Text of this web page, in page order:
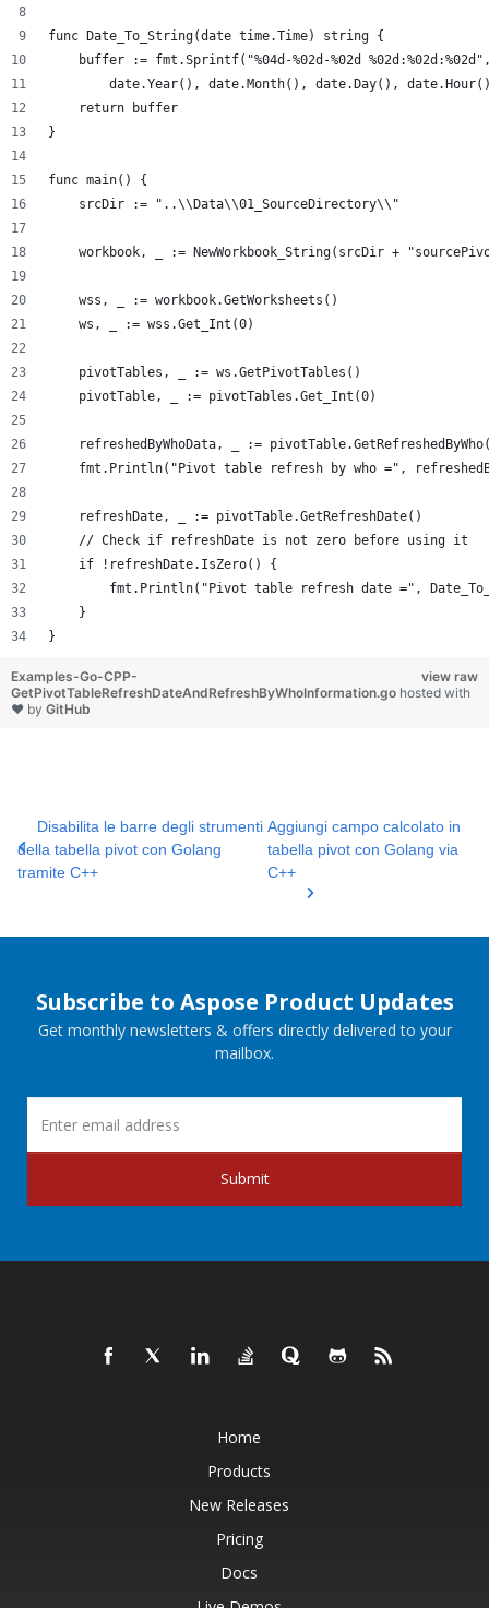
func Date_To_String(date time.Time) string {
buffer := fmt.Sprintf("%04d-%02d-%02d
date.Year(), date.Month(), date.Day(),
    return buffer
}
func main() {
    srcDir := "..\\Data\\01_SourceDirectory\\"
workbook, _ := NewWorkbook_String(srcDir +
    wss, _ := workbook.GetWorksheets()
    ws, _ := wss.Get_Int(0)
    pivotTables, _ := ws.GetPivotTables()
    pivotTable, _ := pivotTables.Get_Int(0)
refreshedByWhoData, _ :=
fmt.Println("Pivot table refresh by who =",
    refreshDate, _ := pivotTable.GetRefreshDate()
    // Check if refreshDate is not zero before using it
    if !refreshDate.IsZero() {
fmt.Println("Pivot table refresh date =",
    }
}
view raw
Examples-Go-CPP-
GetPivotTableRefreshDateAndRefreshByWhoInformation.go hosted with
❤ by GitHub
Disabilita le barre degli strumenti
della tabella pivot con Golang
tramite C++
Aggiungi campo calcolato in
tabella pivot con Golang via
C++
Subscribe to Aspose Product Updates
Get monthly newsletters & offers directly delivered to your
mailbox.
Submit
Home
Products
New Releases
Pricing
Docs